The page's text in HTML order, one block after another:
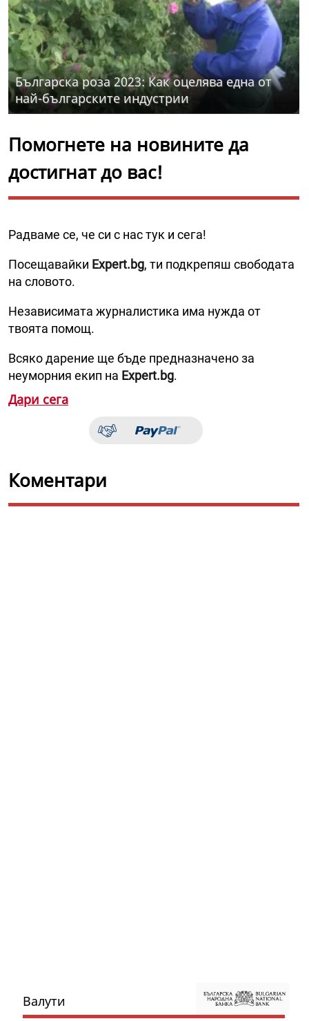
Българска роза 2023: Как оцелява една от
най-българските индустрии
Помогнете на новините да
достигнат до вас!
Радваме се, че си с нас тук и сега!
Посещавайки Expert.bg, ти подкрепяш свободата
на словото.
Независимата журналистика има нужда от
твоята помощ.
Всяко дарение ще бъде предназначено за
неуморния екип на Expert.bg.
Дари сега
Коментари
Валути